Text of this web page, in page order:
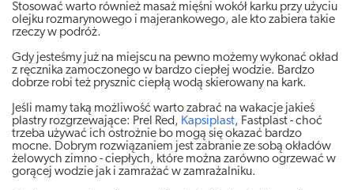
Stosować warto również masaż mięśni wokół karku przy użyciu
olejku rozmarynowego i majerankowego, ale kto zabiera takie
rzeczy w podróż.
Gdy jesteśmy już na miejscu na pewno możemy wykonać okład
z ręcznika zamoczonego w bardzo ciepłej wodzie. Bardzo
dobrze robi też prysznic ciepłą wodą skierowany na kark.
Jeśli mamy taką możliwość warto zabrać na wakacje jakieś
plastry rozgrzewające: Prel Red, Kapsiplast, Fastplast - choć
trzeba używać ich ostrożnie bo mogą się okazać bardzo
mocne. Dobrym rozwiązaniem jest zabranie ze sobą okładów
żelowych zimno - ciepłych, które można zarówno ogrzewać w
gorącej wodzie jak i zamrażać w zamrażalniku.